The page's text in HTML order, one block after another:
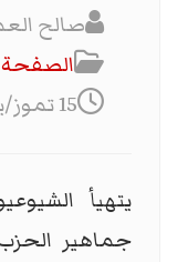
صالح
الصفحة
15 تموز/يوليو 2021
يتهيأ
جماهير